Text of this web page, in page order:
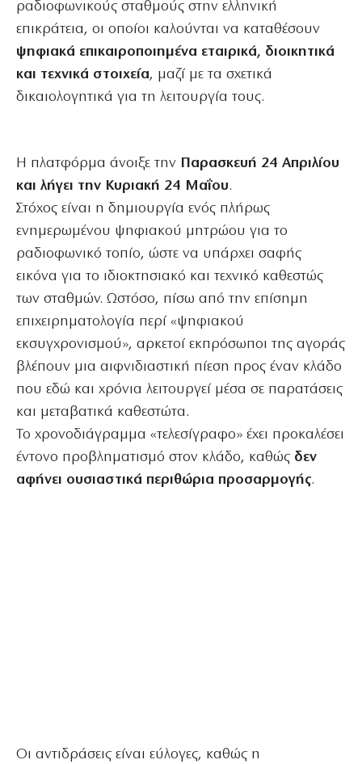
ραδιοφωνικούς σταθμούς στην ελληνική
επικράτεια, οι οποίοι καλούνται να καταθέσουν
ψηφιακά επικαιροποιημένα εταιρικά, διοικητικά
και τεχνικά στοιχεία, μαζί με τα σχετικά
δικαιολογητικά για τη λειτουργία τους.
Η πλατφόρμα άνοιξε την Παρασκευή 24 Απριλίου
και λήγει την Κυριακή 24 Μαΐου.
Στόχος είναι η δημιουργία ενός πλήρως
ενημερωμένου ψηφιακού μητρώου για το
ραδιοφωνικό τοπίο, ώστε να υπάρχει σαφής
εικόνα για το ιδιοκτησιακό και τεχνικό καθεστώς
των σταθμών. Ωστόσο, πίσω από την επίσημη
επιχειρηματολογία περί «ψηφιακού
εκσυγχρονισμού», αρκετοί εκπρόσωποι της αγοράς
βλέπουν μια αιφνιδιαστική πίεση προς έναν κλάδο
που εδώ και χρόνια λειτουργεί μέσα σε παρατάσεις
και μεταβατικά καθεστώτα.
Το χρονοδιάγραμμα «τελεσίγραφο» έχει προκαλέσει
έντονο προβληματισμό στον κλάδο, καθώς δεν
αφήνει ουσιαστικά περιθώρια προσαρμογής.
Οι αντιδράσεις είναι εύλογες, καθώς η